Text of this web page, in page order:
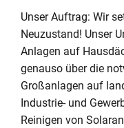
Unser Auftrag: Wir
Neuzustand! Unser
Anlagen auf
genauso über die
Großanlagen auf
Industrie- und
Reinigen von